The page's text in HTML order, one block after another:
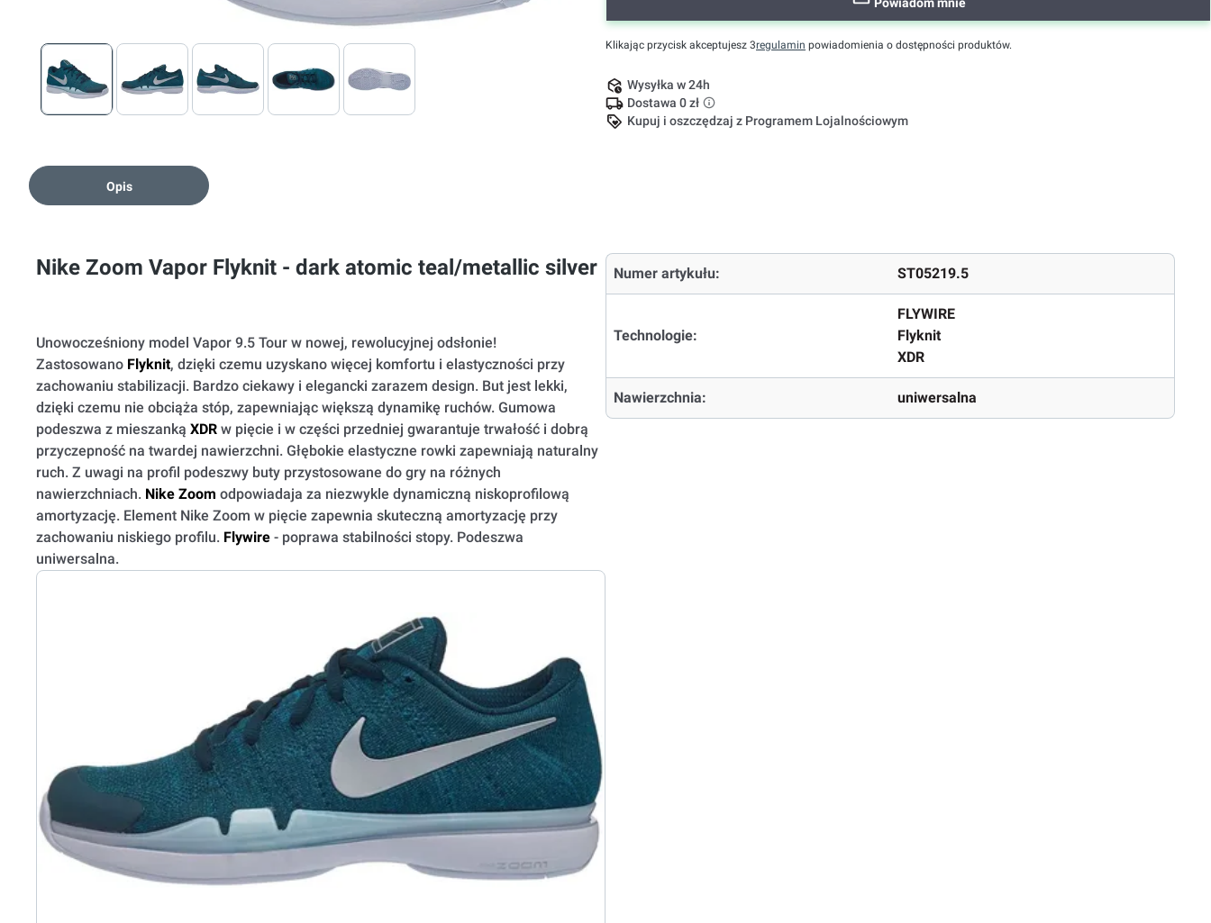
Klikając przycisk akceptujesz 3regulamin powiadomienia o dostępności produktów.
Wysyłka w 24h
Dostawa 0 zł
Kupuj i oszczędzaj z Programem Lojalnościowym
Opis
Nike Zoom Vapor Flyknit - dark atomic teal/metallic silver
Unowocześniony model Vapor 9.5 Tour w nowej, rewolucyjnej odsłonie!
Zastosowano Flyknit, dzięki czemu uzyskano więcej komfortu i elastyczności przy
zachowaniu stabilizacji. Bardzo ciekawy i elegancki zarazem design. But jest lekki,
dzięki czemu nie obciąża stóp, zapewniając większą dynamikę ruchów. Gumowa
podeszwa z mieszanką XDR w pięcie i w części przedniej gwarantuje trwałość i dobrą
przyczepność na twardej nawierzchni. Głębokie elastyczne rowki zapewniają naturalny
ruch. Z uwagi na profil podeszwy buty przystosowane do gry na różnych
nawierzchniach. Nike Zoom odpowiadaja za niezwykle dynamiczną niskoprofilową
amortyzację. Element Nike Zoom w pięcie zapewnia skuteczną amortyzację przy
zachowaniu niskiego profilu. Flywire - poprawa stabilności stopy. Podeszwa
uniwersalna.
Numer artykułu: ST05219.5
Technologie:
FLYWIRE
Flyknit
XDR
Nawierzchnia: uniwersalna